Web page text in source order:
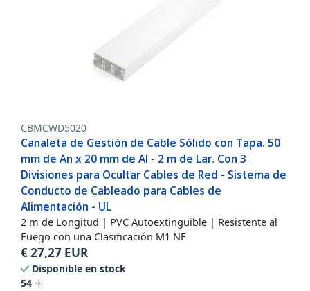
CBMCWD5020
Canaleta de Gestión de Cable Sólido con Tapa. 50
mm de An x 20 mm de Al - 2 m de Lar. Con 3
Divisiones para Ocultar Cables de Red - Sistema de
Conducto de Cableado para Cables de
Alimentación - UL
2 m de Longitud | PVC Autoextinguible | Resistente al
Fuego con una Clasificación M1 NF
€27,27 EUR
Disponible en stock
54